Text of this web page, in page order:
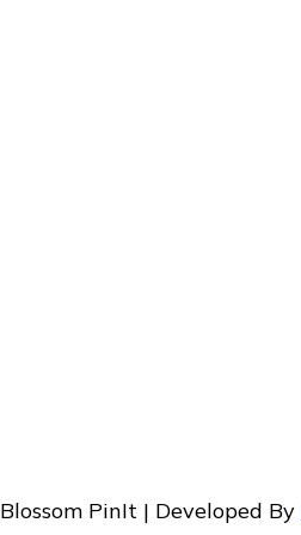
Blossom PinIt | Developed By